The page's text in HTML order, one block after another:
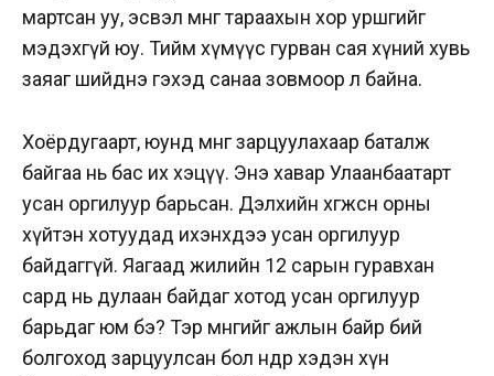
мартсан уу, эсвэл мөнгө тараахын хор уршгийг
мэдэхгүй юу. Тийм хүмүүс гурван сая хүний хувь
заяаг шийднэ гэхэд санаа зовмоор л байна.
Хоёрдугаарт, юунд мөнгө зарцуулахаар баталж
байгаа нь бас их хэцүү. Энэ хавар Улаанбаатарт
усан оргилуур барьсан. Дэлхийн хөгжсөн орны
хүйтэн хотуудад ихэнхдээ усан оргилуур
байдаггүй. Яагаад жилийн 12 сарын гуравхан
сард нь дулаан байдаг хотод усан оргилуур
барьдаг юм бэ? Тэр мөнгийг ажлын байр бий
болгоход зарцуулсан бол өнөөдөр хэдэн хүн